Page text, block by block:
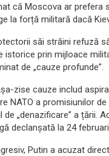
că Moscova ar
la forță militară dacă
săi străini refuză
istorice prin mijloace
de „cauze profunde”.
zise cauze includ
NATO a promisiunilor
de „denazificare” a
declanșată la 24
Putin a acuzat